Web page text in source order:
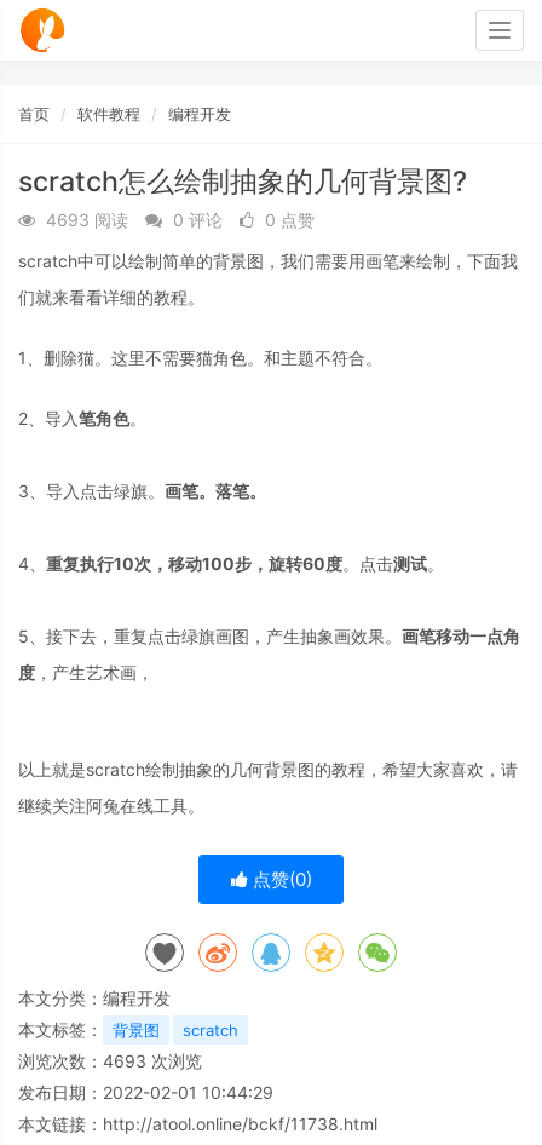
首页 软件教程 编程开发
scratch怎么绘制抽象的几何背景图?
4693 阅读 0 评论
0 点赞
scratch中可以绘制简单的背景图，我们需要用画笔来绘制，下面我
们就来看看详细的教程。
1、删除猫。这里不需要猫角色。和主题不符合。
2、导入笔角色。
3、导入点击绿旗。 画笔。落笔。
4、 重复执行10次，移动100步，旋转60度。点击测试。
5、接下去，重复点击绿旗画图，产生抽象画效果。 画笔移动一点角
度 ，产生艺术画，
以上就是scratch绘制抽象的几何背景图的教程，希望大家喜欢，请
继续关注阿兔在线工具。
点赞(0)
本文分类： 编程开发
本文标签：
背景图 scratch
浏览次数： 4693 次浏览
发布日期：2022-02-01 10:44:29
本文链接： http://atool.online/bckf/11738.html